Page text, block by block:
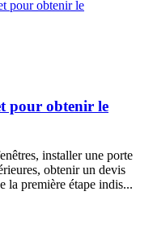
pour obtenir le
installer une porte
obtenir un devis
la première étape indis...